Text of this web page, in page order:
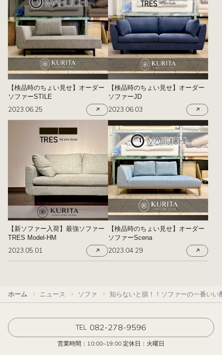
【検品時のちょい見せ】オーダー
ソファーSTILE
2023.06.25
【検品時のちょい見せ】オーダー
ソファーJD
2023.06.03
【新ソファー入荷】最強ソファー
TRES Model-HM
2023.05.01
【検品時のちょい見せ】オーダー
ソファーScena
2023.04.29
ホーム ニュース ソファ 知らないと損！！ソファーの一番い
TEL 082-278-9596
営業時間：10:00~19:00 定休日：火曜日